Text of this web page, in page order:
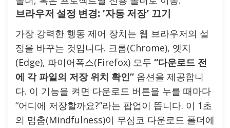
브라우저 설정 변경: ‘자동 저장’ 끄기
가장 강력한 행동 제어 장치는 웹 브라우저의 설
정을 바꾸는 것입니다. 크롬(Chrome), 엣지
(Edge), 파이어폭스(Firefox) 모두 “다운로드 전
에 각 파일의 저장 위치 확인” 옵션을 제공합니
다. 이 기능을 켜면 다운로드 버튼을 누를 때마다
“어디에 저장할까요?”라는 팝업이 뜹니다. 이 1초
의 멈춤(Mindfulness)이 무심코 다운로드 폴더에